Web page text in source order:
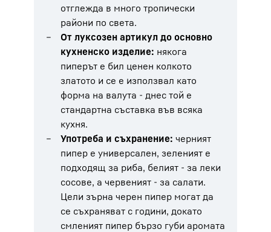
отглежда в много тропически
райони по света.
От луксозен артикул до основно
кухненско изделие: някога
пиперът е бил ценен колкото
златото и се е използвал като
форма на валута - днес той е
стандартна съставка във всяка
кухня.
Употреба и съхранение: черният
пипер е универсален, зеленият е
подходящ за риба, белият - за леки
сосове, а червеният - за салати.
Цели зърна черен пипер могат да
се съхраняват с години, докато
смленият пипер бързо губи аромата